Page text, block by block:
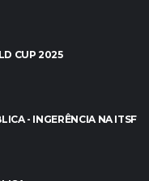
CUP 2025
- INGERÊNCIA NA ITSF